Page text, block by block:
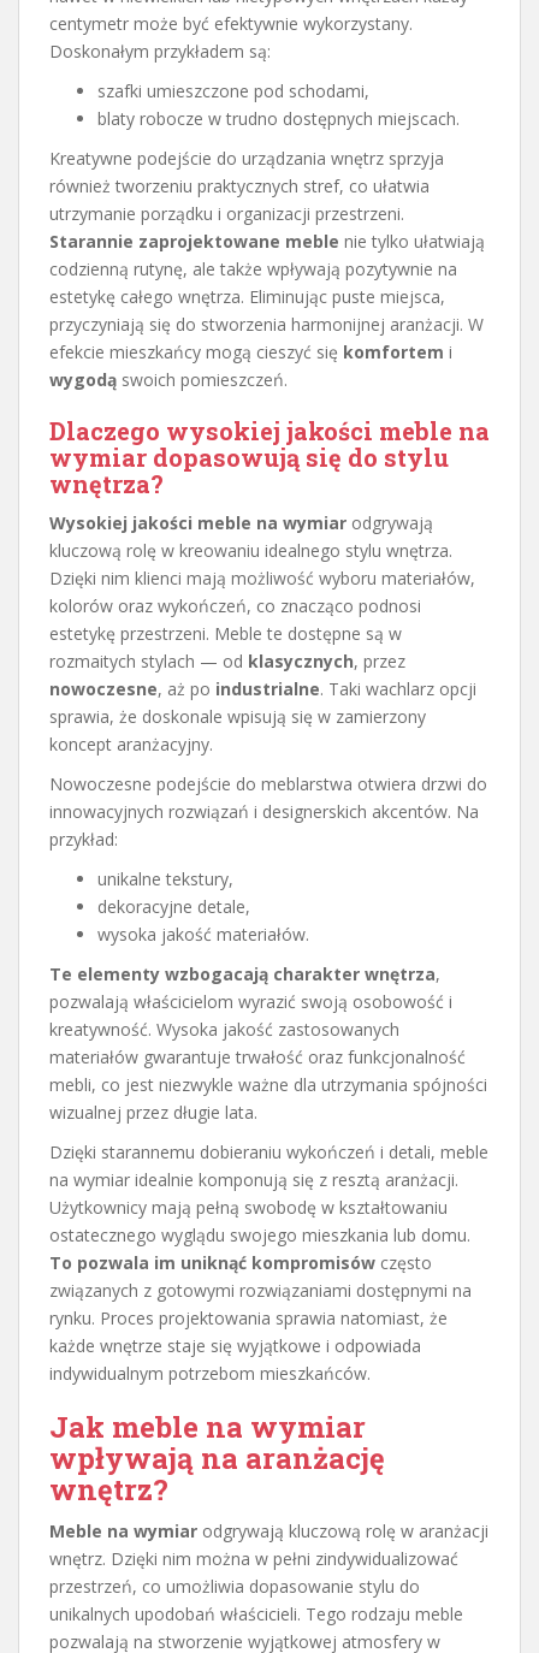
centymetr może być efektywnie wykorzystany.
Doskonałym przykładem są:
szafki umieszczone pod schodami,
blaty robocze w trudno dostępnych miejscach.
Kreatywne podejście do urządzania wnętrz sprzyja
również tworzeniu praktycznych stref, co ułatwia
utrzymanie porządku i organizacji przestrzeni.
Starannie zaprojektowane meble nie tylko ułatwiają
codzienną rutynę, ale także wpływają pozytywnie na
estetykę całego wnętrza. Eliminując puste miejsca,
przyczyniają się do stworzenia harmonijnej aranżacji. W
efekcie mieszkańcy mogą cieszyć się komfortem i
wygodą swoich pomieszczeń.
Dlaczego wysokiej jakości meble na
wymiar dopasowują się do stylu
wnętrza?
Wysokiej jakości meble na wymiar odgrywają
kluczową rolę w kreowaniu idealnego stylu wnętrza.
Dzięki nim klienci mają możliwość wyboru materiałów,
kolorów oraz wykończeń, co znacząco podnosi
estetykę przestrzeni. Meble te dostępne są w
rozmaitych stylach — od klasycznych, przez
nowoczesne, aż po industrialne. Taki wachlarz opcji
sprawia, że doskonale wpisują się w zamierzony
koncept aranżacyjny.
Nowoczesne podejście do meblarstwa otwiera drzwi do
innowacyjnych rozwiązań i designerskich akcentów. Na
przykład:
unikalne tekstury,
dekoracyjne detale,
wysoka jakość materiałów.
Te elementy wzbogacają charakter wnętrza,
pozwalają właścicielom wyrazić swoją osobowość i
kreatywność. Wysoka jakość zastosowanych
materiałów gwarantuje trwałość oraz funkcjonalność
mebli, co jest niezwykle ważne dla utrzymania spójności
wizualnej przez długie lata.
Dzięki starannemu dobieraniu wykończeń i detali, meble
na wymiar idealnie komponują się z resztą aranżacji.
Użytkownicy mają pełną swobodę w kształtowaniu
ostatecznego wyglądu swojego mieszkania lub domu.
To pozwala im uniknąć kompromisów często
związanych z gotowymi rozwiązaniami dostępnymi na
rynku. Proces projektowania sprawia natomiast, że
każde wnętrze staje się wyjątkowe i odpowiada
indywidualnym potrzebom mieszkańców.
Jak meble na wymiar
wpływają na aranżację
wnętrz?
Meble na wymiar odgrywają kluczową rolę w aranżacji
wnętrz. Dzięki nim można w pełni zindywidualizować
przestrzeń, co umożliwia dopasowanie stylu do
unikalnych upodobań właścicieli. Tego rodzaju meble
pozwalają na stworzenie wyjątkowej atmosfery w